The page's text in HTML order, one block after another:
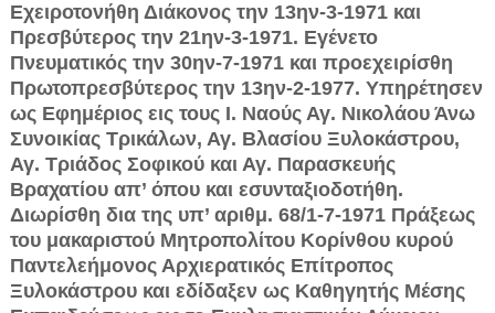
Εχειροτονήθη Διάκονος την 13ην-3-1971 και
Πρεσβύτερος την 21ην-3-1971. Εγένετο
Πνευματικός την 30ην-7-1971 και προεχειρίσθη
Πρωτοπρεσβύτερος την 13ην-2-1977. Υπηρέτησεν
ως Εφημέριος εις τους Ι. Ναούς Αγ. Νικολάου Άνω
Συνοικίας Τρικάλων, Αγ. Βλασίου Ξυλοκάστρου,
Αγ. Τριάδος Σοφικού και Αγ. Παρασκευής
Βραχατίου απ’ όπου και εσυνταξιοδοτήθη.
Διωρίσθη δια της υπ’ αριθμ. 68/1-7-1971 Πράξεως
του μακαριστού Μητροπολίτου Κορίνθου κυρού
Παντελεήμονος Αρχιερατικός Επίτροπος
Ξυλοκάστρου και εδίδαξεν ως Καθηγητής Μέσης